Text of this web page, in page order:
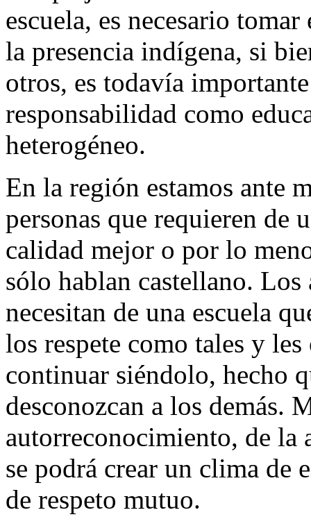
escuela, es necesario
la presencia indígena, si
otros, es todavía
responsabilidad como
heterogéneo.
En la región estamos ante
personas que requieren de
calidad mejor o por lo
sólo hablan castellano.
necesitan de una escuela
los respete como tales y
continuar siéndolo, hecho
desconozcan a los demás.
autorreconocimiento, de la
se podrá crear un clima de
de respeto mutuo.